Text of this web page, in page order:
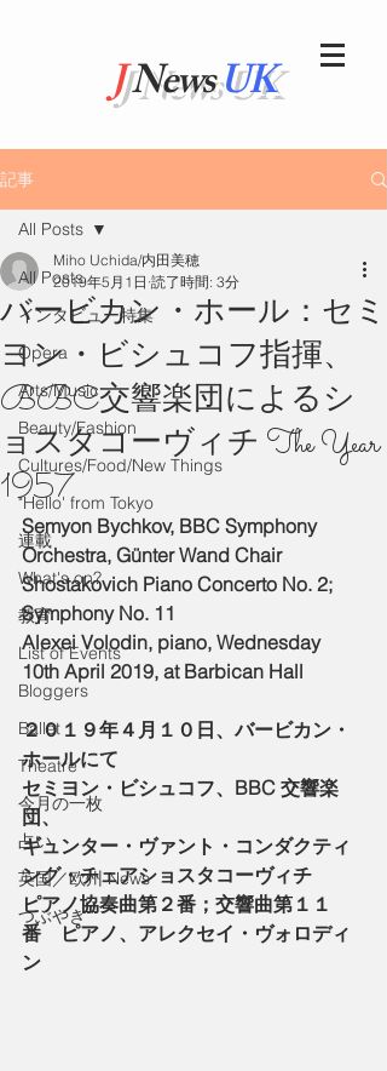
JNewsUK
記事
All Posts
インタビュー特集
Opera
Arts/Music
Beauty/Fashion
Cultures/Food/New Things
"Hello' from Tokyo
連載
What's on?
教育
List of Events
Bloggers
Ballet
Theatre
今月の一枚
占い
英国／欧州 News
つぶやき
All Posts
バービカン・ホール：セミ
ヨン・ビシュコフ指揮、
BBC交響楽団によるシ
ョスタコーヴィチ The Year
1957
Miho Uchida/内田美穂
2019年5月1日 読了時間: 3分
Semyon Bychkov, BBC Symphony
Orchestra, Günter Wand Chair
Shostakovich Piano Concerto No. 2;
Symphony No. 11
Alexei Volodin, piano, Wednesday
10th April 2019, at Barbican Hall
２０１９年４月１０日、バービカン・
ホールにて
セミヨン・ビシュコフ、BBC 交響楽
団、
ギュンター・ヴァント・コンダクティ
ング・チェアショスタコーヴィチ
ピアノ協奏曲第２番；交響曲第１１
番　ピアノ、アレクセイ・ヴォロディ
ン